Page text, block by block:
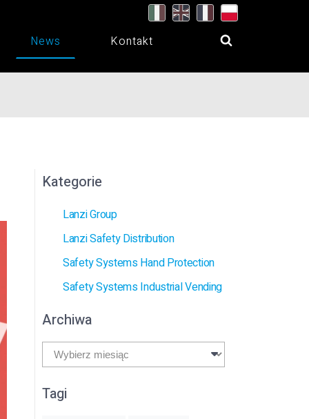
News Kontakt
Kategorie
Lanzi Group
Lanzi Safety Distribution
Safety Systems Hand Protection
Safety Systems Industrial Vending
Archiwa
Archiwa
Tagi